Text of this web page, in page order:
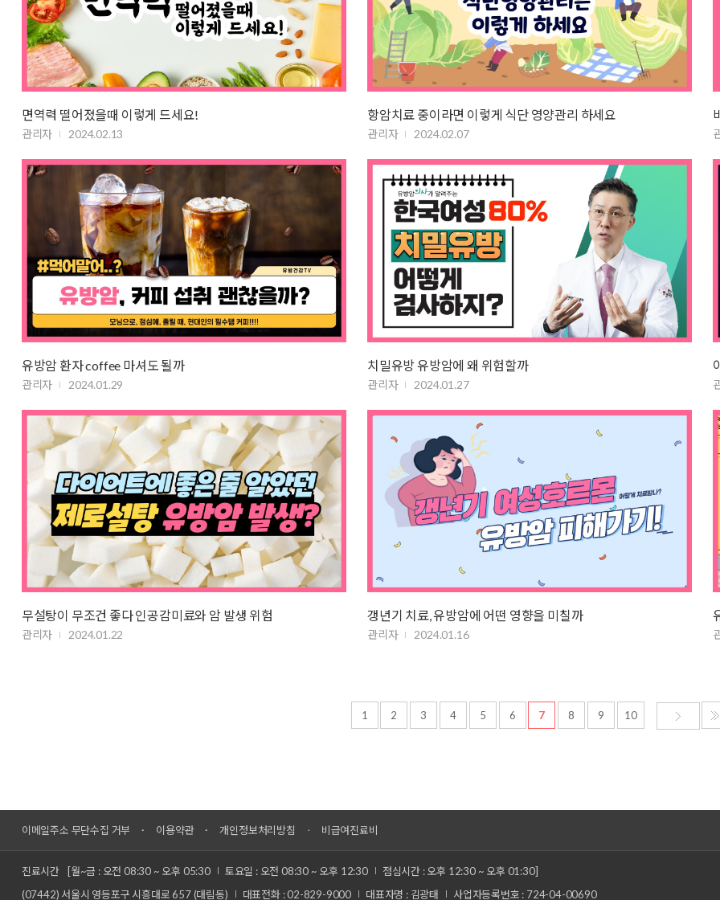
면역력 떨어졌을때 이렇게 드세요!
관리자 2024.02.13
항암치료 중이라면 이렇게 식단 영양관리 하세요
관리자 2024.02.07
유방암 환자 coffee 마셔도 될까
관리자 2024.01.29
치밀유방 유방암에 왜 위험할까
관리자 2024.01.27
무설탕이 무조건 좋다 인공감미료와 암 발생 위험
관리자 2024.01.22
갱년기 치료, 유방암에 어떤 영향을 미칠까
관리자 2024.01.16
1 2 3 4 5 6 7 8 9 10
이메일주소 무단수집 거부 이용약관 개인정보처리방침 비급여진료비
진료시간 [월~금 : 오전 08:30 ~ 오후 05:30 토요일 : 오전 08:30 ~ 오후 12:30
점심시간 : 오후 12:30 ~ 오후 01:30]
(07442) 서울시 영등포구 시흥대로 657 (대림동)
대표전화 : 02-829-9000 대표자명 : 김광태 사업자등록번호 : 724-04-00690